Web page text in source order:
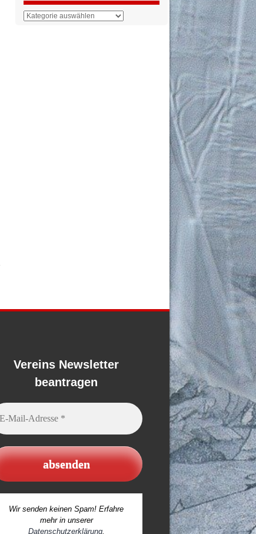
Der
Vereins Newsletter
beantragen
Wir senden keinen Spam! Erfahre
mehr in unserer
Datenschutzerklärung.